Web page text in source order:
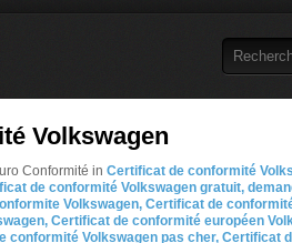
Volkswagen
Conformité in Certificat de conformité
de conformité Volkswagen gratuit,
Volkswagen, Certificat de
Certificat de conformité européen
conformité Volkswagen pas cher, Certificat